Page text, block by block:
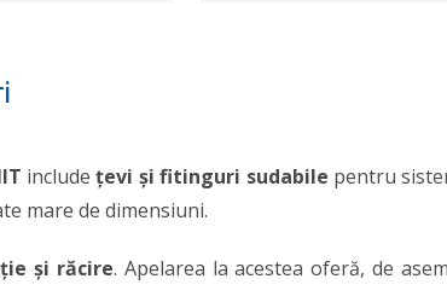
includețevi și fitinguri sudabile pentru
mare de dimensiuni.
și răcire. Apelarea la acestea oferă, de